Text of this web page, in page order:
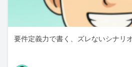
要件定義力で書く、ズレないシナリ